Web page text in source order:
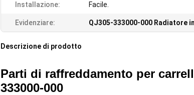
Installazione: Facile.
Evidenziare: QJ305-333000-000 Radiatore
Descrizione di prodotto
Parti di raffreddamento per
333000-000